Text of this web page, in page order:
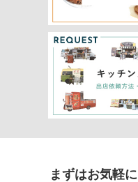
まずはお気軽